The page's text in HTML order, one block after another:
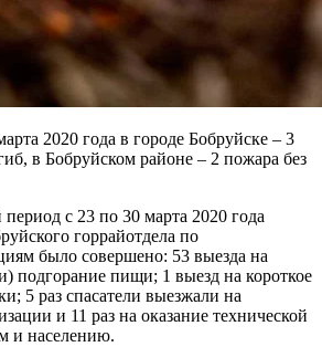
2020 года в городе Бобруйске – 3
в Бобруйском районе – 2 пожара без
с 23 по 30 марта 2020 года
горрайотдела по
было совершено: 53 выезда на
подгорание пищи; 1 выезд на короткое
5 раз спасатели выезжали на
и 11 раз на оказание технической
и населению.